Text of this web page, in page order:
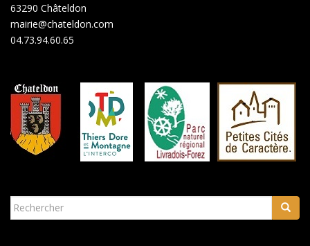
63290 Châteldon
mairie@chateldon.com
04.73.94.60.65
Rechercher...